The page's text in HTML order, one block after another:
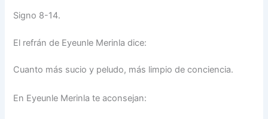
Signo 8-14.
El refrán de Eyeunle Merinla dice:
Cuanto más sucio y peludo, más limpio de conciencia.
En Eyeunle Merinla te aconsejan: